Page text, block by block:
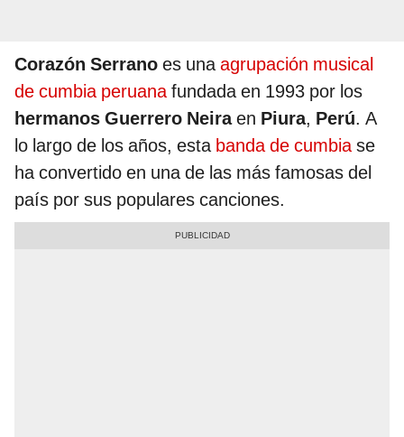
Corazón Serrano es unaagrupación musical
de cumbia peruanafundada en 1993 por los
hermanos Guerrero Neiraen Piura, Perú. A
lo largo de los años, esta banda de cumbiase
ha convertido en una de las más famosas del
país por sus populares canciones.